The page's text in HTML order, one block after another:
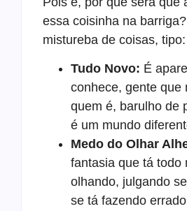
essa coisinha na
mistureba de coisas, tipo:
Tudo Novo: É
conhece, gente que
quem é, barulho de
é um mundo
Medo do Olhar
fantasia que tá todo
olhando, julgando
se tá fazendo